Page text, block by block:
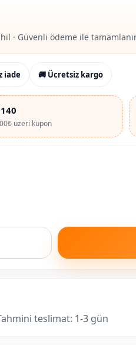
· Güvenli ödeme ile
iade 🚚 Ücretsiz kargo
üzeri kupon
teslimat: 1-3 gün